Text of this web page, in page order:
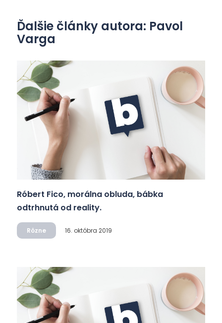
Ďalšie články autora: Pavol
Varga
Róbert Fico, morálna obluda, bábka
odtrhnutá od reality.
Rôzne 16. októbra 2019